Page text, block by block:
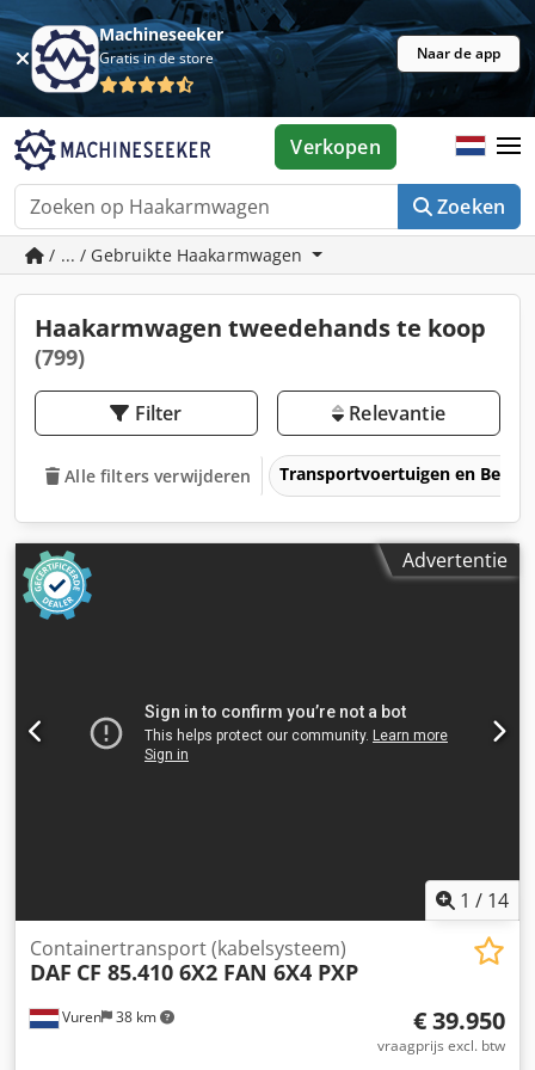
Machineseeker
Gratis in de store Naar de app
Zoeken
Verkopen
/ ... / Gebruikte Haakarmwagen
Haakarmwagen tweedehands te koop
(799)
Filter Relevantie
Alle filters verwijderen Transportvoertuigen en
Advertentie
1 / 14
Vuren 38 km
Containertransport (kabelsysteem)
DAF CF 85.410 6X2 FAN 6X4 PXP
€ 39.950
vraagprijs excl. btw